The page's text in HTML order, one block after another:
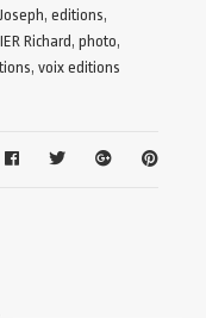
, editions,
Richard , photo,
, voix editions